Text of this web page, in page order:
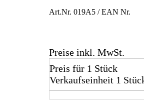
Art.Nr.019A5 / EAN Nr.
Preise inkl. MwSt.
Preis für 1 Stück
Verkaufseinheit 1